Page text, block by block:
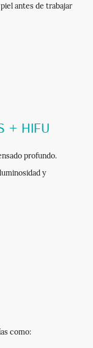
antes de trabajar
+ HIFU
profundo.
y
como: